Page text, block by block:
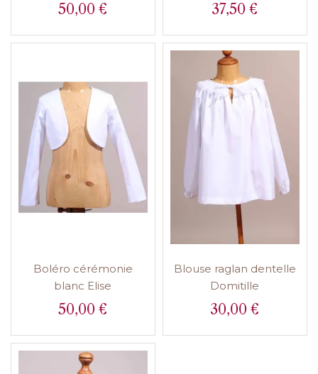
Prix
50,00 € Prix
37,50 €
Boléro cérémonie
blanc Elise
Prix
50,00 €
Blouse raglan dentelle
Domitille
Prix
30,00 €